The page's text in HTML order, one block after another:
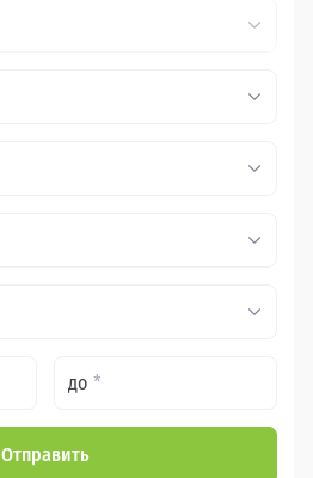
до
Отправить